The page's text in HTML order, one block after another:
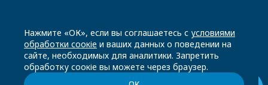
8 800 200-23-56
Чат-бот в Телеграм
Нажмите «ОК», если вы соглашаетесь с условиями
обработки соокіе и ваших данных о поведении на
сайте, необходимых для аналитики. Запретить
обработку соокіе вы можете через браузер.